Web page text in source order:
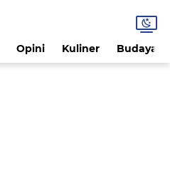
Opini Kuliner Budaya